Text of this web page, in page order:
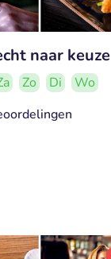
naar keuze
Zo Di
Wo